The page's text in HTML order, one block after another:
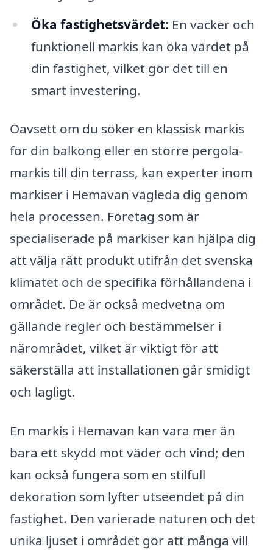
Öka fastighetsvärdet: En vacker och
funktionell markis kan öka värdet på
din fastighet, vilket gör det till en
smart investering.
Oavsett om du söker en klassisk markis
för din balkong eller en större pergola-
markis till din terrass, kan experter inom
markiser i Hemavan vägleda dig genom
hela processen. Företag som är
specialiserade på markiser kan hjälpa dig
att välja rätt produkt utifrån det svenska
klimatet och de specifika förhållandena i
området. De är också medvetna om
gällande regler och bestämmelser i
närområdet, vilket är viktigt för att
säkerställa att installationen går smidigt
och lagligt.
En markis i Hemavan kan vara mer än
bara ett skydd mot väder och vind; den
kan också fungera som en stilfull
dekoration som lyfter utseendet på din
fastighet. Den varierade naturen och det
unika ljuset i området gör att många vill